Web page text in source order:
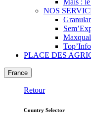
NOS
Maxqual
Top’Info
PLACE DES
France
Retour
Country Selector